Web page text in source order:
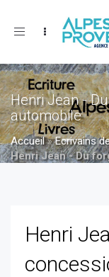
Toggle
Henri Jean -
automobile
Accueil»Ecrivains
Henri Jean - Du
Henri